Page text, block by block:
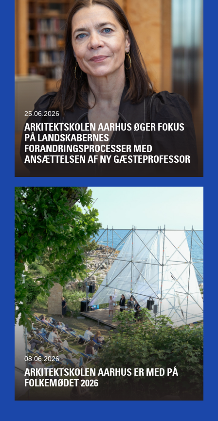
25.06.2026
ARKITEKTSKOLEN AARHUS ØGER FOKUS
PÅ LANDSKABERNES
FORANDRINGSPROCESSER MED
ANSÆTTELSEN AF NY GÆSTEPROFESSOR
08.06.2026
ARKITEKTSKOLEN AARHUS ER MED PÅ
FOLKEMØDET 2026